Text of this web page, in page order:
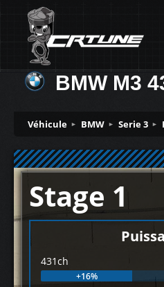
BMW M3
Véhicule BMW Serie 3
Stage 1
431ch
+16%